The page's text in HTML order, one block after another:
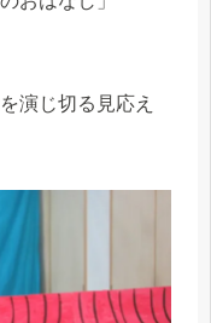
演じ切る見応え